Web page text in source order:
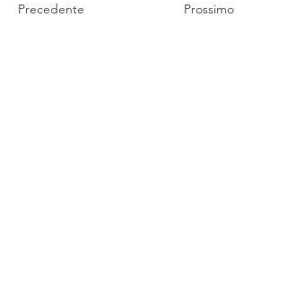
Precedente Prossimo